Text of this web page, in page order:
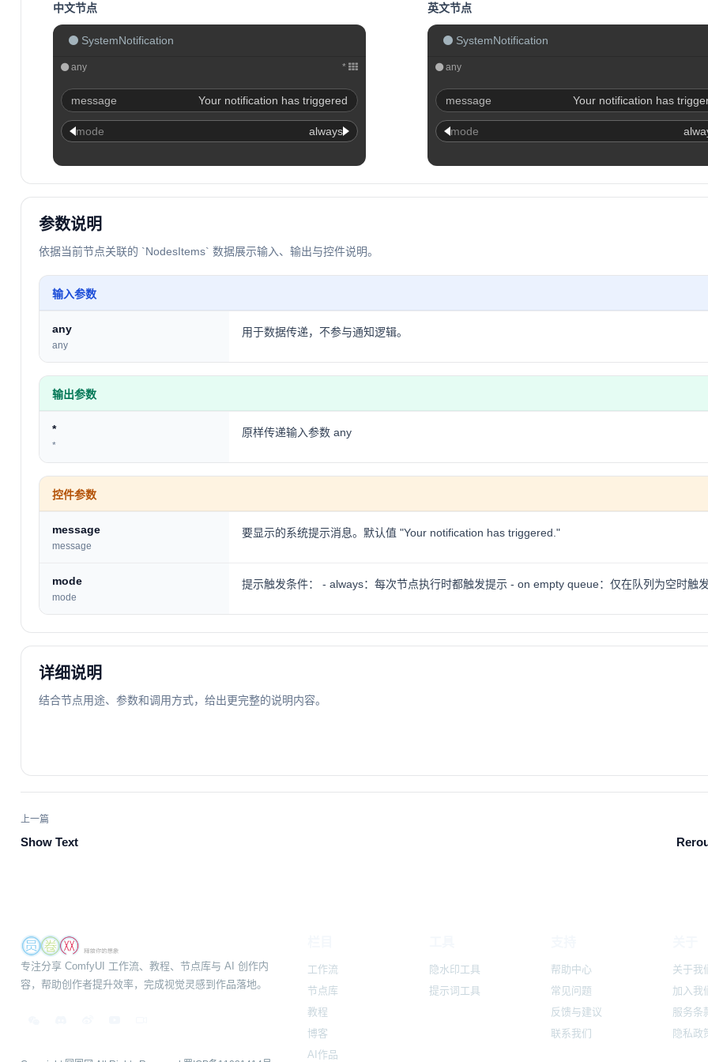
中文节点
SystemNotification
any *
message Your notification has triggered
mode always
英文节点
SystemNotification
any
message Your notification has
mode
参数说明
依据当前节点关联的 `NodesItems` 数据展示输入、输出与控件说明。
输入参数
any
any
用于数据传递，不参与通知逻辑。
输出参数
*
*
原样传递输入参数 any
控件参数
message
message
要显示的系统提示消息。默认值 "Your notification has triggered."
mode
mode
提示触发条件： - always：每次节点执行时都触发提示 - on empty queue：仅在队列为空时触
详细说明
结合节点用途、参数和调用方式，给出更完整的说明内容。
上一篇
Show Text
专注分享 ComfyUI 工作流、教程、节点库与 AI 创作内
容，帮助创作者提升效率，完成视觉灵感到作品落地。
工作流
节点库
教程
博客
AI作品
隐水印工具
提示词工具
帮助中心
常见问题
反馈与建议
联系我们
关于我
加入我
服务条
隐私政